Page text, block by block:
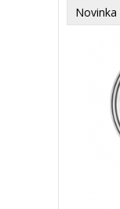
Novinka